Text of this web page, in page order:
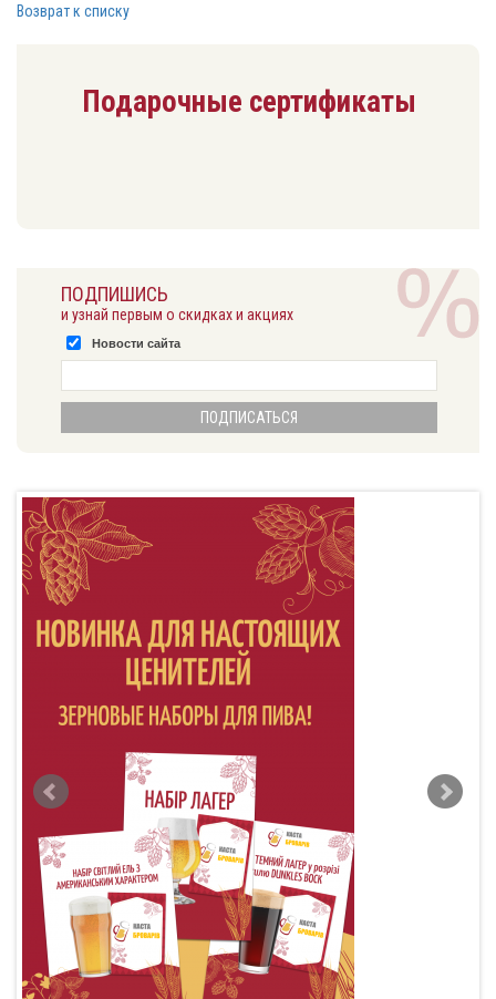
Возврат к списку
Подарочные сертификаты
ПОДПИШИСЬ
и узнай первым о скидках и акциях
Новости сайта